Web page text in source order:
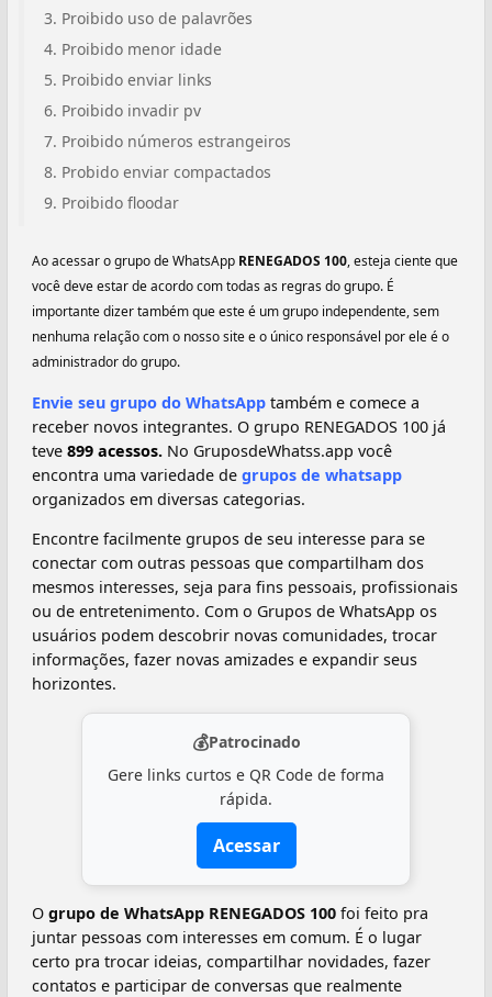
Proibido uso de palavrões
Proibido menor idade
Proibido enviar links
Proibido invadir pv
Proibido números estrangeiros
Probido enviar compactados
Proibido floodar
Ao acessar o grupo de WhatsApp RENEGADOS 100, esteja ciente que
você deve estar de acordo com todas as regras do grupo. É
importante dizer também que este é um grupo independente, sem
nenhuma relação com o nosso site e o único responsável por ele é o
administrador do grupo.
Envie seu grupo do WhatsApp também e comece a
receber novos integrantes. O grupo RENEGADOS 100 já
teve 899 acessos. No GruposdeWhatss.app você
encontra uma variedade de grupos de whatsapp
organizados em diversas categorias.
Encontre facilmente grupos de seu interesse para se
conectar com outras pessoas que compartilham dos
mesmos interesses, seja para fins pessoais, profissionais
ou de entretenimento. Com o Grupos de WhatsApp os
usuários podem descobrir novas comunidades, trocar
informações, fazer novas amizades e expandir seus
horizontes.
💰Patrocinado
Gere links curtos e QR Code de forma
rápida.
Acessar
O grupo de WhatsApp RENEGADOS 100 foi feito pra
juntar pessoas com interesses em comum. É o lugar
certo pra trocar ideias, compartilhar novidades, fazer
contatos e participar de conversas que realmente